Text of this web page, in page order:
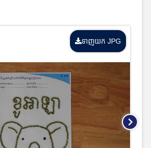
ទាញយក JPG